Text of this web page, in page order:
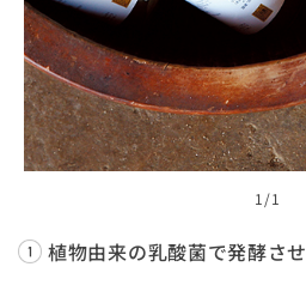
1 /1
植物由来の乳酸菌で発酵さ